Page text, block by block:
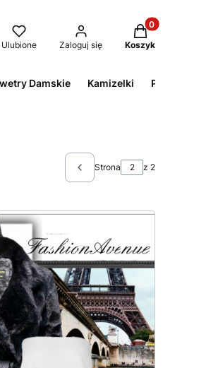
Ulubione Zaloguj się
Produkty w
Koszyk
Damskie Kamizelki Płaszcze
Poprzednie wpisy
Strona z 2